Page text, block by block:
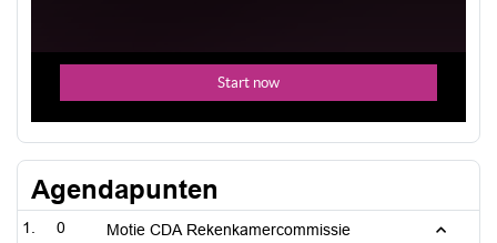
Agendapunten
0 Motie CDA Rekenkamercommissie